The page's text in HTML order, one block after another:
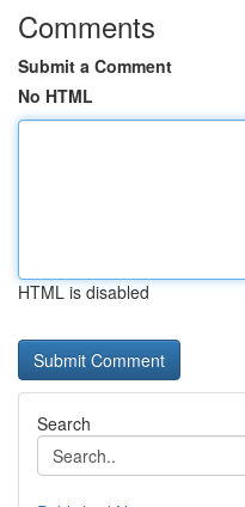
Comments
Submit a Comment
No HTML
HTML is disabled
Search